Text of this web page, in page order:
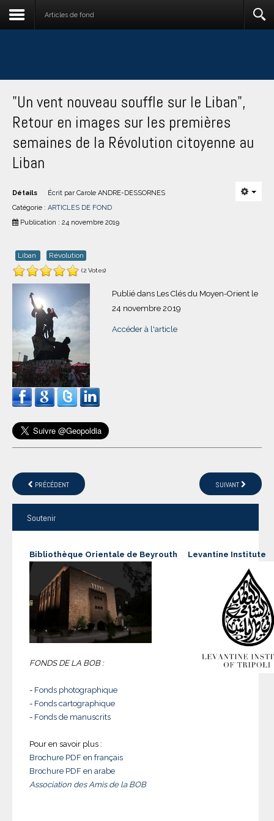
Articles de fond
"Un vent nouveau souffle sur le Liban",
Retour en images sur les premières
semaines de la Révolution citoyenne au
Liban
Détails Écrit par Carole ANDRE-DESSORNES
Catégorie : ARTICLES DE FOND
Publication : 24 novembre 2019
Liban Révolution
(2 Votes)
Publié dans Les Clés du Moyen-Orient le
24 novembre 2019
Accéder à l'article
PRÉCÉDENT SUIVANT
Soutenir
Bibliothèque Orientale de Beyrouth
FONDS DE LA BOB :
- Fonds photographique
- Fonds cartographique
- Fonds de manuscrits
Pour en savoir plus :
Brochure PDF en français
Brochure PDF en arabe
Association des Amis de la BOB
Levantine Institute